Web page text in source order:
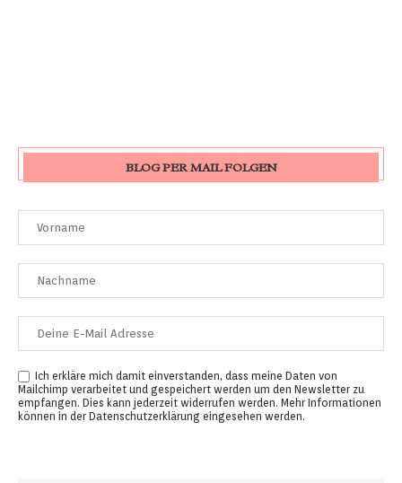
BLOG PER MAIL FOLGEN
Ich erkläre mich damit einverstanden, dass meine Daten von
Mailchimp verarbeitet und gespeichert werden um den Newsletter zu
empfangen. Dies kann jederzeit widerrufen werden. Mehr Informationen
können in der Datenschutzerklärung eingesehen werden.